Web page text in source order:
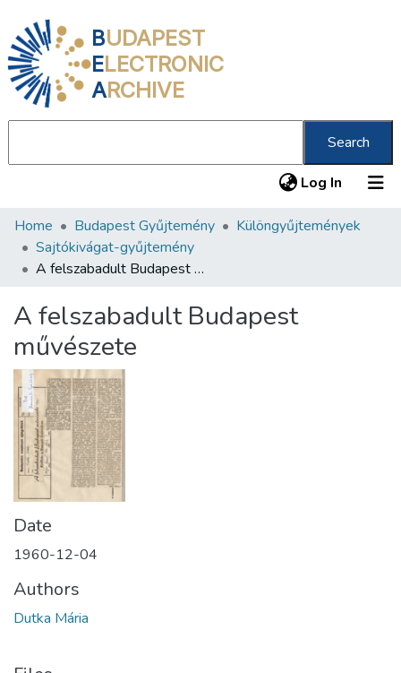
BUDAPEST
ELECTRONIC
ARCHIVE
Search
Log In (current)
Communities & Collections
All of DSpace
About us
Home Budapest Gyűjtemény
Különgyűjtemények
Sajtókivágat-gyűjtemény
A felszabadult Budapest művészete
A felszabadult Budapest
művészete
Date
1960-12-04
Authors
Dutka Mária